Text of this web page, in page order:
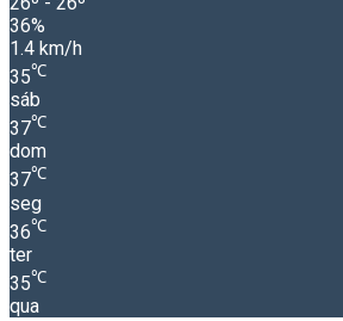
36%
1.4 km/h
35℃
sáb
37℃
dom
37℃
seg
36℃
ter
35℃
qua